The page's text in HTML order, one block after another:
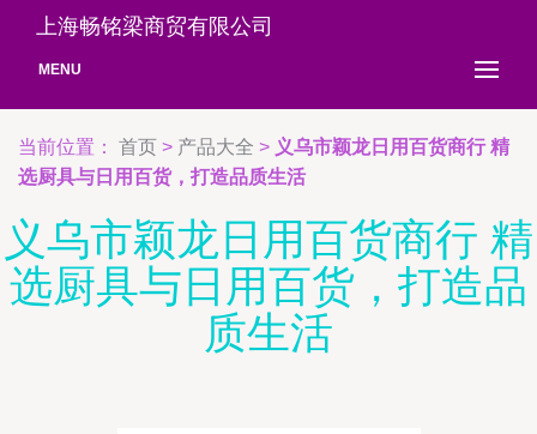
上海畅铭梁商贸有限公司
MENU
当前位置： 首页 > 产品大全 > 义乌市颖龙日用百货商行 精
选厨具与日用百货，打造品质生活
义乌市颖龙日用百货商行 精
选厨具与日用百货，打造品
质生活